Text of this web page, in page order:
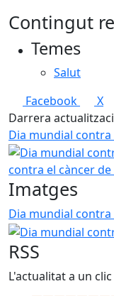
Contingut
Temes
Salut
Facebook
X
Darrera
Dia mundial
contra el càncer de
Imatges
Dia mundial
RSS
L'actualitat a un clic